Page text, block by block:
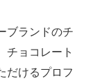
ブランドのチ
チョコレート
だけるプロフ